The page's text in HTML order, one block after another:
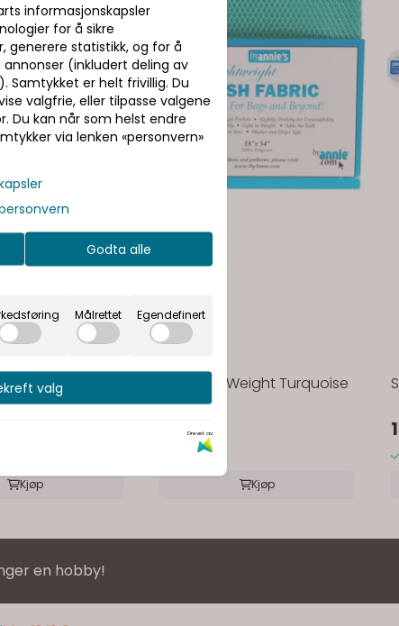
Lipstick
Kjøp
Mesh Lite Weight Turquoise
18in x 54in
129,-
På lager
Kjøp
en hobby!
informasjonskapsler
for å sikre
generere statistikk, og for å
(inkludert deling av
Samtykket er helt frivillig. Du
valgfrie, eller tilpasse valgene
Du kan når som helst endre
via lenken «personvern»
Godta alle
Målrettet Egendefinert
valg
Drevet av